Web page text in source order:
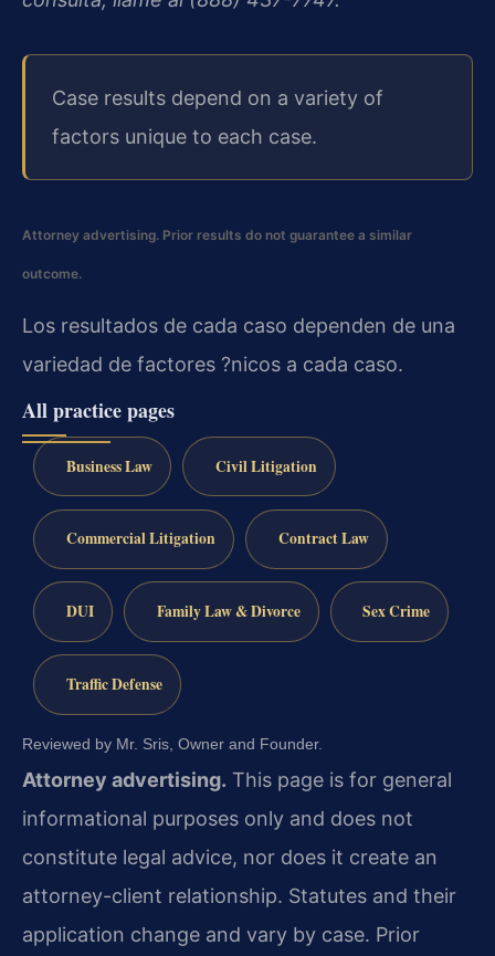
Case results depend on a variety of
factors unique to each case.
Attorney advertising. Prior results do not guarantee a similar
outcome.
Los resultados de cada caso dependen de una
variedad de factores ?nicos a cada caso.
All practice pages
Business Law Civil Litigation
Commercial Litigation Contract Law
DUI Family Law & Divorce Sex Crime
Traffic Defense
Reviewed by Mr. Sris, Owner and Founder.
Attorney advertising. This page is for general
informational purposes only and does not
constitute legal advice, nor does it create an
attorney-client relationship. Statutes and their
application change and vary by case. Prior